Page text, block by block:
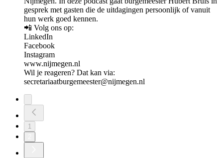
gesprek met gasten die de uitdagingen persoonlijk of vanuit
hun werk goed kennen.
📲 Volg ons op:
LinkedIn
Facebook
Instagram
www.nijmegen.nl
Wil je reageren? Dat kan via:
secretariaatburgemeester@nijmegen.nl
1